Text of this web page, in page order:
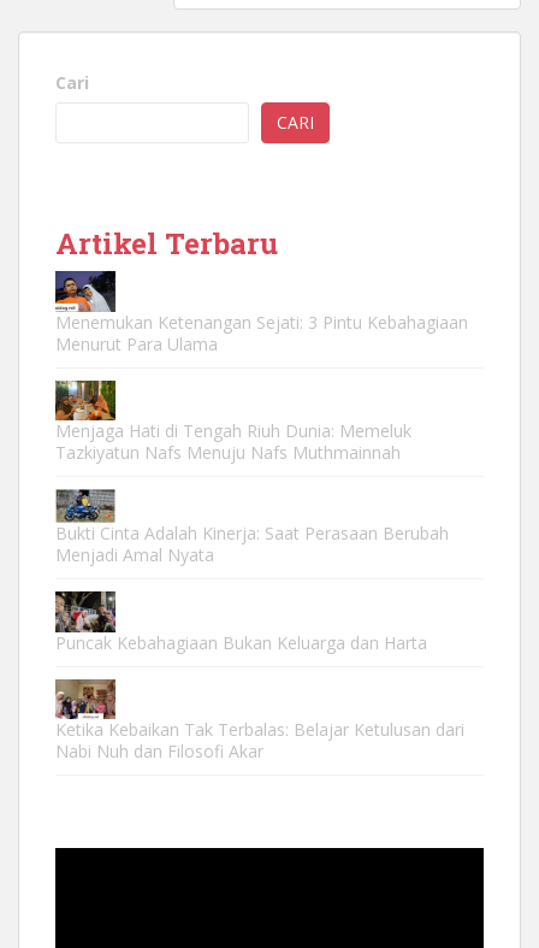
Cari
CARI
Artikel Terbaru
Menemukan Ketenangan Sejati: 3 Pintu Kebahagiaan
Menurut Para Ulama
Menjaga Hati di Tengah Riuh Dunia: Memeluk
Tazkiyatun Nafs Menuju Nafs Muthmainnah
Bukti Cinta Adalah Kinerja: Saat Perasaan Berubah
Menjadi Amal Nyata
Puncak Kebahagiaan Bukan Keluarga dan Harta
Ketika Kebaikan Tak Terbalas: Belajar Ketulusan dari
Nabi Nuh dan Filosofi Akar